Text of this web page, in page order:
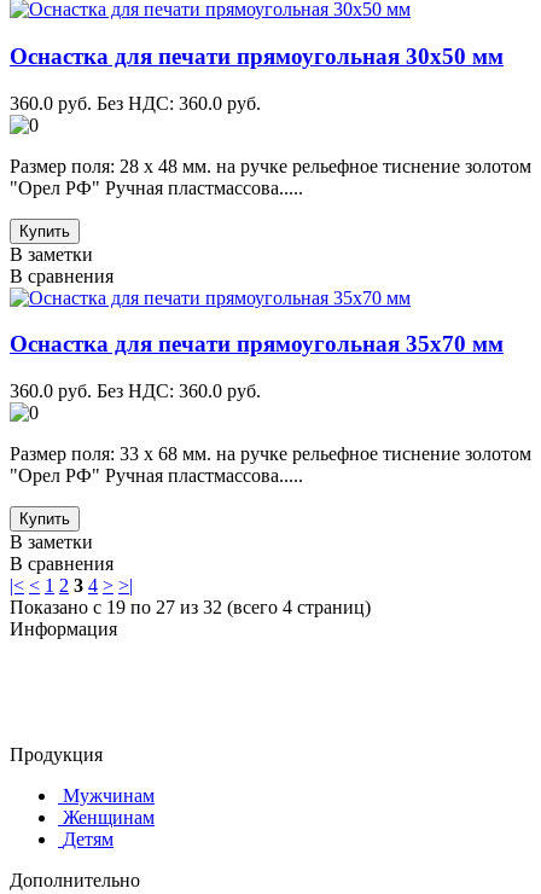
Оснастка для печати прямоугольная 30х50 мм
360.0 руб. Без НДС: 360.0 руб.
Размер поля: 28 х 48 мм. на ручке рельефное тиснение золотом
"Орел РФ" Ручная пластмассова.....
Купить
В заметки
В сравнения
Оснастка для печати прямоугольная 35х70 мм
360.0 руб. Без НДС: 360.0 руб.
Размер поля: 33 х 68 мм. на ручке рельефное тиснение золотом
"Орел РФ" Ручная пластмассова.....
Купить
В заметки
В сравнения
|< < 1 2 3 4 > >|
Показано с 19 по 27 из 32 (всего 4 страниц)
Информация
Продукция
Мужчинам
Женщинам
Детям
Дополнительно